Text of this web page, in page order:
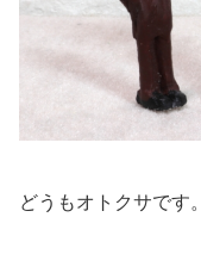
どうもオトクサです。